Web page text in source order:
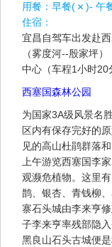
用餐： 早餐( )- 午
住宿：
宜昌自驾车出发赴
（雾度河--殷家坪
中心（车程1小时20
西塞国森林公园
为国家3A级风景名
区内有保存完好的
见的高山杜鹃群落
上午游览西塞国李
观濒危植物。这里
鹊、银杏、青钱柳
寨石头城由李来亨
子李来亨率残部隐
黑良山石头古城便